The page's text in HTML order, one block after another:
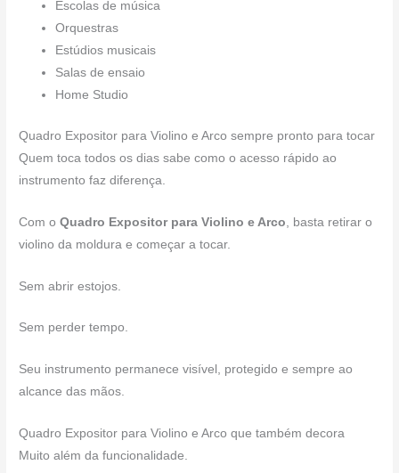
Escolas de música
Orquestras
Estúdios musicais
Salas de ensaio
Home Studio
Quadro Expositor para Violino e Arco sempre pronto para tocar
Quem toca todos os dias sabe como o acesso rápido ao
instrumento faz diferença.
Com oQuadro Expositor para Violino e Arco , basta retirar o
violino da moldura e começar a tocar.
Sem abrir estojos.
Sem perder tempo.
Seu instrumento permanece visível, protegido e sempre ao
alcance das mãos.
Quadro Expositor para Violino e Arco que também decora
Muito além da funcionalidade.